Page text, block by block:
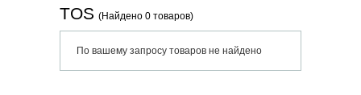
TOS (Найдено 0 товаров)
По вашему запросу товаров не найдено